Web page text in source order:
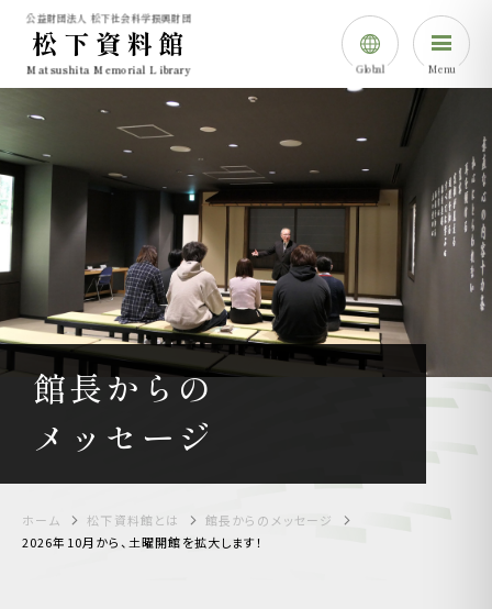
公益財団法人 松下社会科学振興財団
松下資料館
Matsushita Memorial Library Global
日本語
简体中⽂
Menu
館長からの
メッセージ
ホーム 松下資料館とは
館長からのメッセージ
2026年10月から、土曜開館を拡大します！